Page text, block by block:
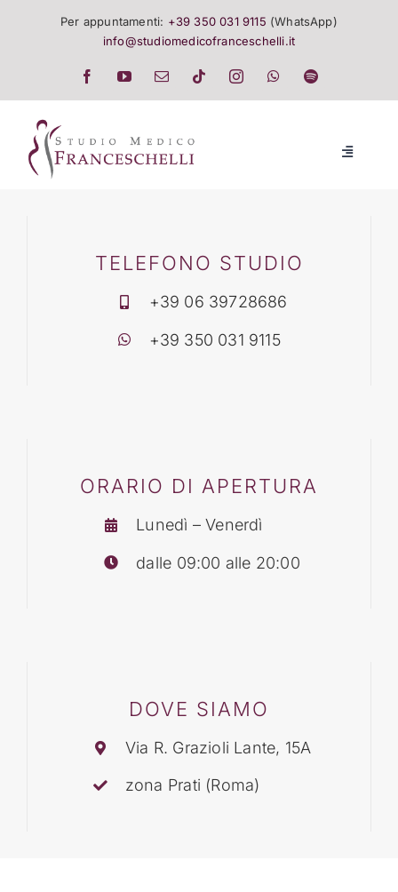
Per appuntamenti: +39 350 031 9115 (WhatsApp)
info@studiomedicofranceschelli.it
Toggle
SALUTE E TRATTAMENTITELEFONO STUDIO
+39 06 39728686
+39 350 031 9115
ORARIO DI APERTURA
Lunedì – Venerdì
dalle 09:00 alle 20:00
DOVE SIAMO
Via R. Grazioli Lante, 15A
zona Prati (Roma)